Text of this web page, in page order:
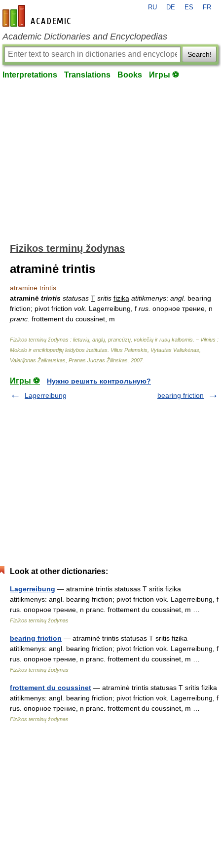
en-academic.com
RU DE ES FR
Academic Dictionaries and Encyclopedias
Search!
Interpretations Translations Books Игры ⚽
Fizikos terminų žodynas
atraminė trintis
atraminė trintis
atraminė trintis statusas T sritis fizika atitikmenys: angl. bearing
friction; pivot friction vok. Lagerreibung, f rus. опорное трение, n
pranc. frottement du coussinet, m
Fizikos terminų žodynas : lietuvių, anglų, prancūzų, vokiečių ir rusų kalbomis. – Vilnius :
Mokslo ir enciklopedijų leidybos institutas Vilius Palenskis, Vytautas Valiukėnas,
Valerijonas Žalkauskas, Pranas Juozas Žilinskas 2007.
Игры ⚽
Нужно решить контрольную?
Lagerreibung
bearing friction
Look at other dictionaries:
Lagerreibung — atraminė trintis statusas T sritis fizika
atitikmenys: angl. bearing friction; pivot friction vok. Lagerreibung, f
rus. опорное трение, n pranc. frottement du coussinet, m …
Fizikos terminų žodynas
bearing friction — atraminė trintis statusas T sritis fizika
atitikmenys: angl. bearing friction; pivot friction vok. Lagerreibung, f
rus. опорное трение, n pranc. frottement du coussinet, m …
Fizikos terminų žodynas
frottement du coussinet — atraminė trintis statusas T sritis fizika
atitikmenys: angl. bearing friction; pivot friction vok. Lagerreibung, f
rus. опорное трение, n pranc. frottement du coussinet, m …
Fizikos terminų žodynas